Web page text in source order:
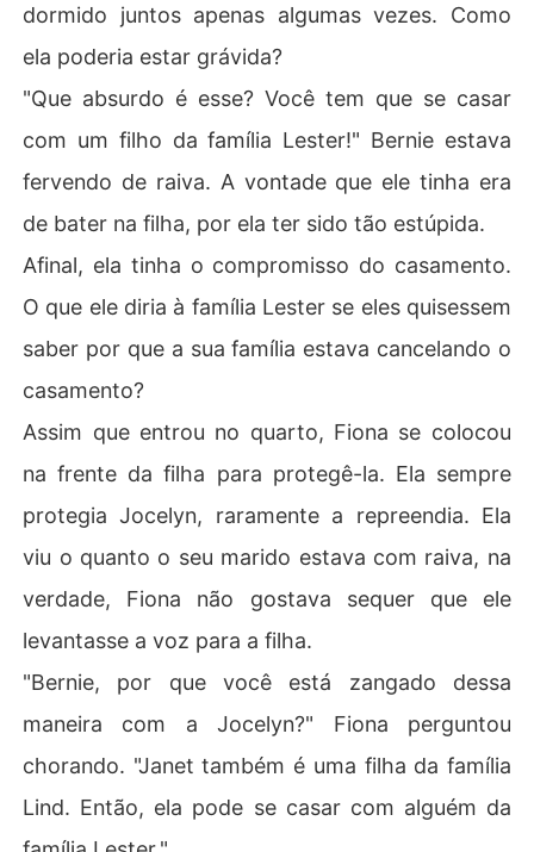
dormido juntos apenas algumas vezes. Como
ela poderia estar grávida?
"Que absurdo é esse? Você tem que se casar
com um filho da família Lester!" Bernie estava
fervendo de raiva. A vontade que ele tinha era
de bater na filha, por ela ter sido tão estúpida.
Afinal, ela tinha o compromisso do casamento.
O que ele diria à família Lester se eles quisessem
saber por que a sua família estava cancelando o
casamento?
Assim que entrou no quarto, Fiona se colocou
na frente da filha para protegê-la. Ela sempre
protegia Jocelyn, raramente a repreendia. Ela
viu o quanto o seu marido estava com raiva, na
verdade, Fiona não gostava sequer que ele
levantasse a voz para a filha.
"Bernie, por que você está zangado dessa
maneira com a Jocelyn?" Fiona perguntou
chorando. "Janet também é uma filha da família
Lind. Então, ela pode se casar com alguém da